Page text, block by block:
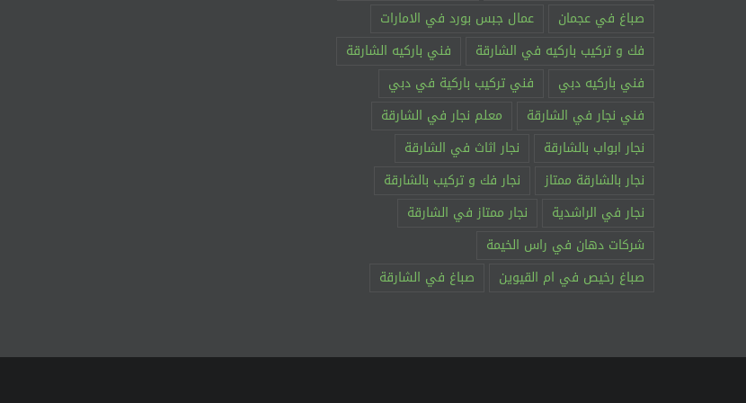
صباغ في عجمان
عمال جبس بورد في الامارات
فك و تركيب باركيه في الشارقة
فني باركيه الشارقة
فني باركيه دبي
فني تركيب باركية في دبي
فني نجار في الشارقة
معلم نجار في الشارقة
نجار ابواب بالشارقة
نجار اثاث في الشارقة
نجار بالشارقة ممتاز
نجار فك و تركيب بالشارقة
نجار في الراشدية
نجار ممتاز في الشارقة